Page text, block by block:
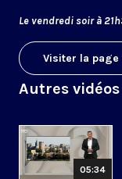
Le vendredi soir à
Visiter la
Autres
05:34